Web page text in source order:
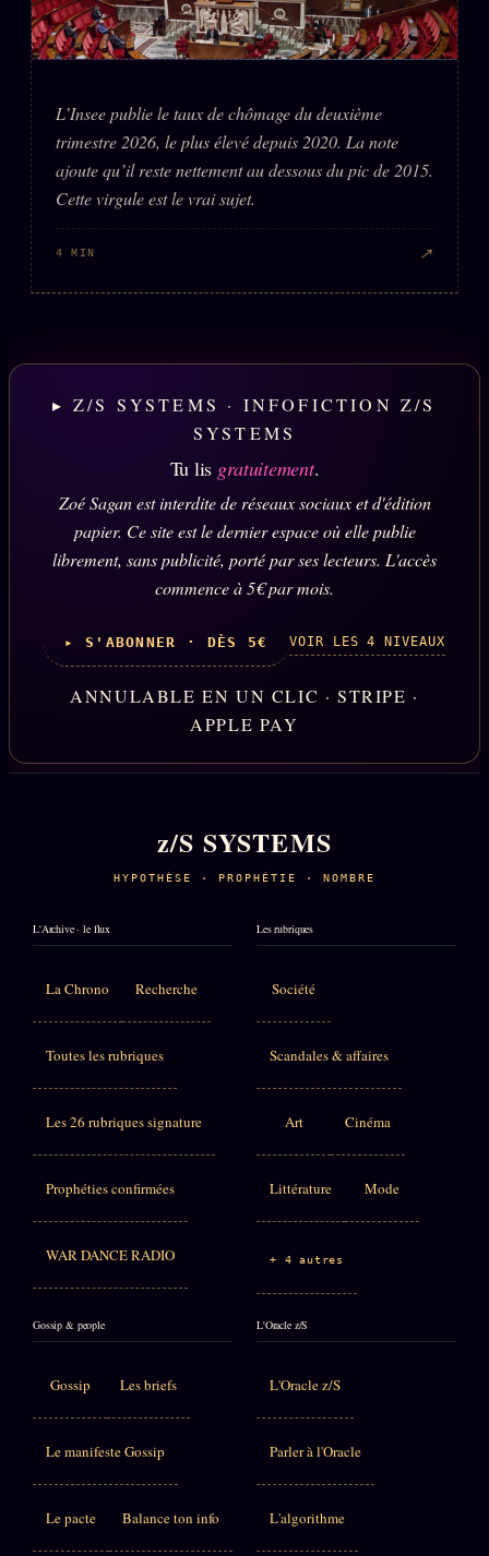
L’Insee publie le taux de chômage du deuxième
trimestre 2026, le plus élevé depuis 2020. La note
ajoute qu’il reste nettement au dessous du pic de 2015.
Cette virgule est le vrai sujet.
4 MIN ↗
▸ Z/S SYSTEMS · INFOFICTION Z/S
SYSTEMS
Tu lis gratuitement.
Zoé Sagan est interdite de réseaux sociaux et d'édition
papier. Ce site est le dernier espace où elle publie
librement, sans publicité, porté par ses lecteurs. L'accès
commence à 5€ par mois.
▸ S'ABONNER · DÈS 5€ VOIR LES 4 NIVEAUX
ANNULABLE EN UN CLIC · STRIPE ·
APPLE PAY
z/S SYSTEMS
HYPOTHÈSE · PROPHÉTIE · NOMBRE
L'Archive · le flux
La Chrono Recherche
Toutes les rubriques
Les 26 rubriques signature
Prophéties confirmées
WAR DANCE RADIO
Les rubriques
Société
Scandales & affaires
Art Cinéma
Littérature Mode
+ 4 autres
Gossip & people
Gossip Les briefs
Le manifeste Gossip
Le pacte Balance ton info
L'Oracle z/S
L'Oracle z/S
Parler à l'Oracle
L'algorithme